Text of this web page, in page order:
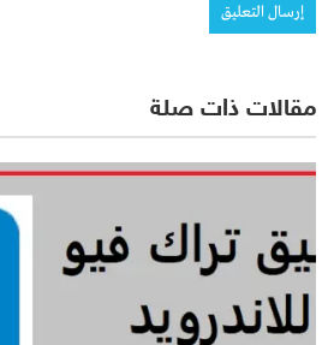
مقالات ذات صلة